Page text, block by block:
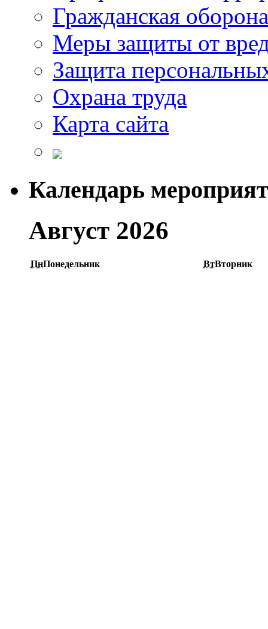
Гражданская оборона
Меры защиты от
Защита
Охрана труда
Карта сайта
Календарь
Август 2026
ПнПонедельник ВтВторник